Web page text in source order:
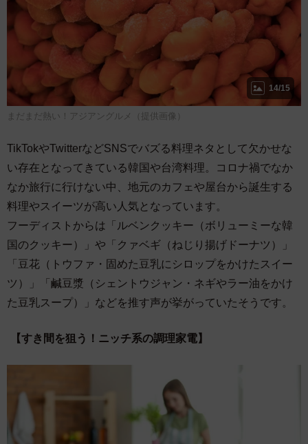
14/15
まだまだ熱い！アジアングルメ（提供画像）
TikTokやTwitterなどSNSでバズる料理ネタとして欠かせな
い存在となってきている韓国や台湾料理。コロナ禍でなか
なか旅行に行けない中、地元のカフェや屋台から誕生する
料理やスイーツが高い人気となっています。
フーディストからは「ルベンクッキー（ボリューミーな韓
国のクッキー）」や「クァベギ（ねじり揚げドーナツ）」
「豆花（トウファ・固めた豆乳にシロップをかけたスイー
ツ）」「鹹豆漿（シェントウジャン・ネギやラー油をかけ
た豆乳スープ）」などを推す声が挙がっていたそうです。
【すき間を狙う！ニッチ系の調理家電】